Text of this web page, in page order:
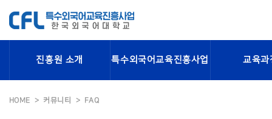
진흥원 소개 특수외국어교육진흥사업 교육과
HOME 커뮤니티 FAQ